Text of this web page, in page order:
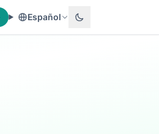
Español